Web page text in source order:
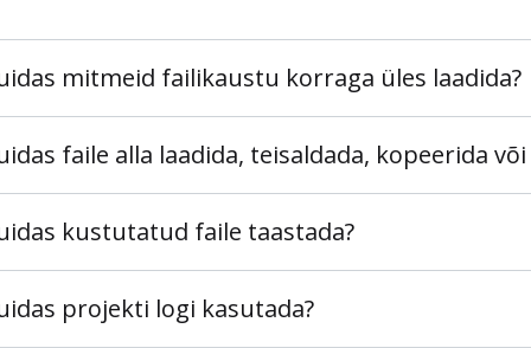
mitmeid failikaustu korraga üles laadida?
faile alla laadida, teisaldada, kopeerida
kustutatud faile taastada?
projekti logi kasutada?